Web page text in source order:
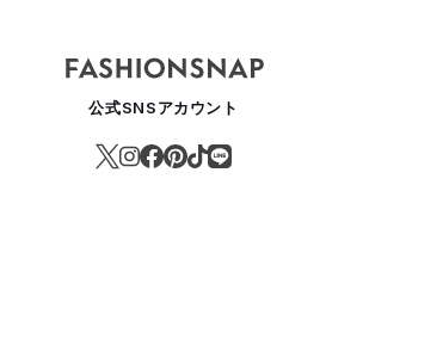
ラがリーボックとのコラボ新作発売、ポンプフューリー
公式SNSアカウント